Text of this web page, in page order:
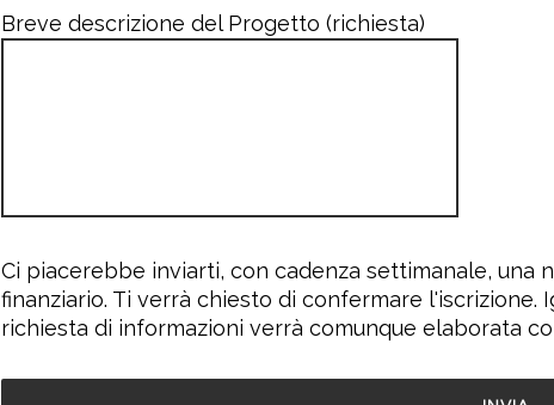
Breve descrizione del Progetto (richiesta)
Ci piacerebbe inviarti, con cadenza settimanale,
finanziario. Ti verrà chiesto di confermare
richiesta di informazioni verrà comunque elaborata